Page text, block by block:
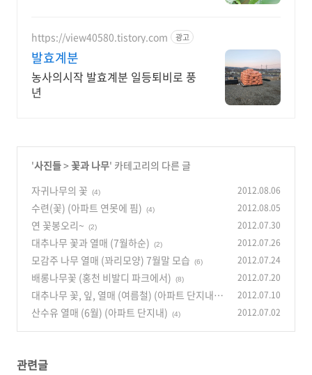
https://view40580.tistory.com 광고
발효계분
농사의시작 발효계분 일등퇴비로 풍
년
'사진들>꽃과 나무' 카테고리의 다른 글
자귀나무의 꽃
(4) 2012.08.06
수련(꽃) (아파트 연못에 핌) (4) 2012.08.05
연 꽃봉오리~ (2) 2012.07.30
대추나무 꽃과 열매 (7월하순) (2) 2012.07.26
모감주 나무 열매 (꽈리모양) 7월말 모습 (6) 2012.07.24
배롱나무꽃 (홍천 비발디 파크에서) (8) 2012.07.20
대추나무 꽃, 잎, 열매 (여름철) (아파트 단지내)
(8)
2012.07.10
산수유 열매 (6월) (아파트 단지내) (4) 2012.07.02
관련글